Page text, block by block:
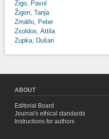
Žigo, Pavol
Žigon, Tanja
Zmátlo, Peter
Zsoldos, Attila
Zupka, Dušan
ABOUT
Editorial Board
Journal's ethical standards
Instructions for authors